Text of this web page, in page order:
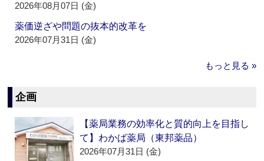
2026年08月07日 (金)
薬価逆ざや問題の抜本的改革を
2026年07月31日 (金)
もっと見る »
企画
【薬局業務の効率化と質的向上を目指し
て】わかば薬局（東邦薬品）
2026年07月31日 (金)